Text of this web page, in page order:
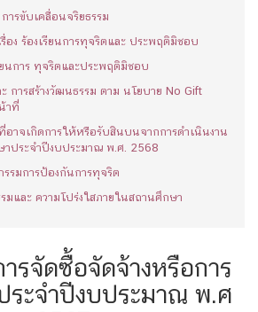
ารขับเคลื่อนจริยธรรม
อง ร้องเรียนการทุจริตและ ประพฤติมิชอบ
ยนการ ทุจริตและประพฤติมิชอบ
การสร้างวัฒนธรรม ตาม นโยบาย No Gift
าที่
ที่อาจเกิดการให้หรือรับสินบนจากการดำเนินงาน
าประจำปีงบประมาณ พ.ศ. 2568
รรมการป้องกันการทุจริต
มและ ความโปร่งใสภายในสถานศึกษา
รจัดซื้อจัดจ้างหรือการ
ะจำปีงบประมาณ พ.ศ